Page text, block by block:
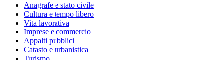
Anagrafe e stato civile
Cultura e tempo libero
Vita lavorativa
Imprese e commercio
Appalti pubblici
Catasto e urbanistica
Turismo